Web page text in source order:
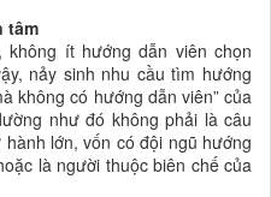
tâm
ít hướng dẫn viên chọn
nảy sinh nhu cầu tìm hướng
không có hướng dẫn viên” của
như đó không phải là câu
lớn, vốn có đội ngũ hướng
là người thuộc biên chế của